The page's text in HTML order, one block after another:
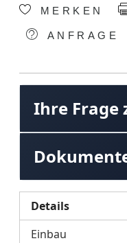
MERKEN
ANFRAGE
Ihre Frage
Details
Einbau